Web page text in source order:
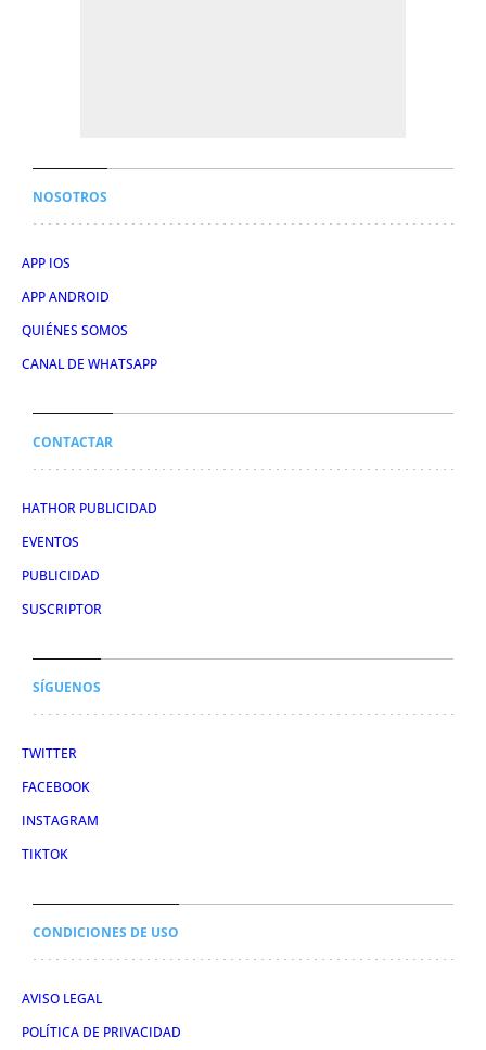
NOSOTROS
APP IOS
APP ANDROID
QUIÉNES SOMOS
CANAL DE WHATSAPP
CONTACTAR
HATHOR PUBLICIDAD
EVENTOS
PUBLICIDAD
SUSCRIPTOR
SÍGUENOS
TWITTER
FACEBOOK
INSTAGRAM
TIKTOK
CONDICIONES DE USO
AVISO LEGAL
POLÍTICA DE PRIVACIDAD